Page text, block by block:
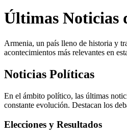
Últimas Noticias
Armenia, un país lleno de historia y
acontecimientos más relevantes en
Noticias Políticas
En el ámbito político, las últimas
constante evolución. Destacan los
Elecciones y Resultados